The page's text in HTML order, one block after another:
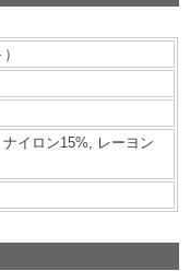
イロン15%, レーヨン